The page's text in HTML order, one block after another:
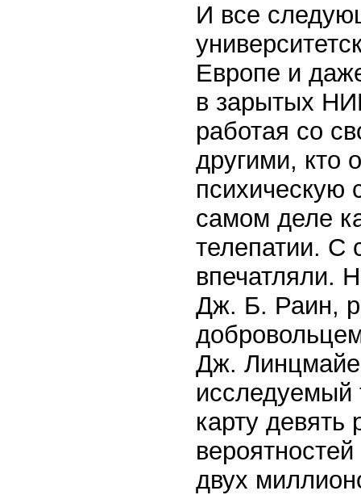
И все
Европе и
в зарытых
работая со
другими, кто
психическую
самом деле
телепатии. С
впечатляли.
Дж. Б. Раин,
Дж.
исследуемый
карту девять
двух